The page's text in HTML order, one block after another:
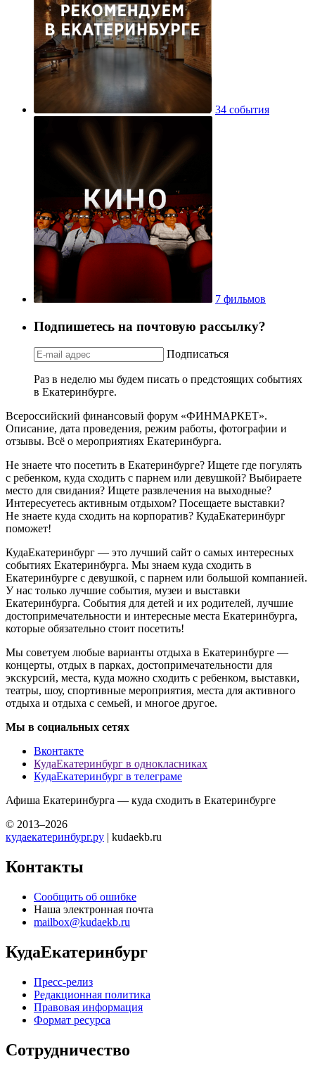
34 события
7 фильмов
Подпишетесь на почтовую рассылку?
Подписаться
Раз в неделю мы будем писать о предстоящих событиях
в Екатеринбурге.
Всероссийский финансовый форум «ФИНМАРКЕТ».
Описание, дата проведения, режим работы, фотографии и
отзывы. Всё о мероприятиях Екатеринбурга.
Не знаете что посетить в Екатеринбурге? Ищете где погулять
с ребенком, куда сходить с парнем или девушкой? Выбираете
место для свидания? Ищете развлечения на выходные?
Интересуетесь активным отдыхом? Посещаете выставки?
Не знаете куда сходить на корпоратив? КудаЕкатеринбург
поможет!
КудаЕкатеринбург — это лучший сайт о самых интересных
событиях Екатеринбурга. Мы знаем куда сходить в
Екатеринбурге с девушкой, с парнем или большой компанией.
У нас только лучшие события, музеи и выставки
Екатеринбурга. События для детей и их родителей, лучшие
достопримечательности и интересные места Екатеринбурга,
которые обязательно стоит посетить!
Мы советуем любые варианты отдыха в Екатеринбурге —
концерты, отдых в парках, достопримечательности для
экскурсий, места, куда можно сходить с ребенком, выставки,
театры, шоу, спортивные мероприятия, места для активного
отдыха и отдыха с семьей, и многое другое.
Мы в социальных сетях
Вконтакте
КудаЕкатеринбург в однокласниках
КудаЕкатеринбург в телеграме
Афиша Екатеринбурга — куда сходить в Екатеринбурге
© 2013–2026
кудаекатеринбург.ру | kudaekb.ru
Контакты
Сообщить об ошибке
Наша электронная почта
mailbox@kudaekb.ru
КудаЕкатеринбург
Пресс-релиз
Редакционная политика
Правовая информация
Формат ресурса
Сотрудничество